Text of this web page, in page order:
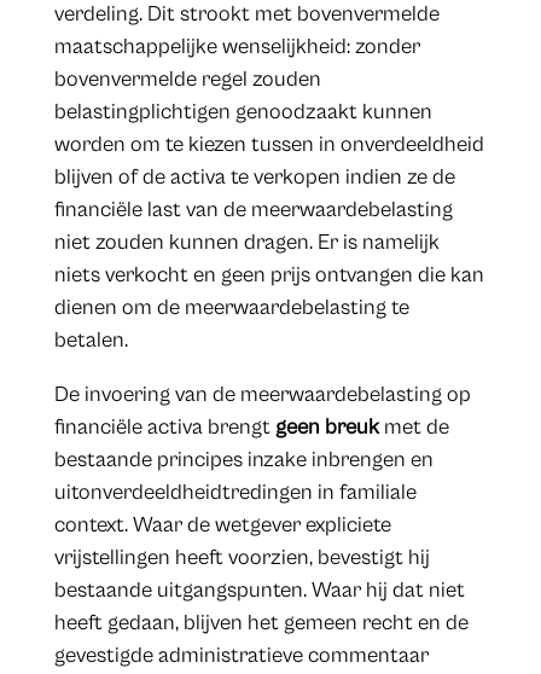
verdeling. Dit strookt met bovenvermelde
maatschappelijke wenselijkheid: zonder
bovenvermelde regel zouden
belastingplichtigen genoodzaakt kunnen
worden om te kiezen tussen in onverdeeldheid
blijven of de activa te verkopen indien ze de
financiële last van de meerwaardebelasting
niet zouden kunnen dragen. Er is namelijk
niets verkocht en geen prijs ontvangen die kan
dienen om de meerwaardebelasting te
betalen.
De invoering van de meerwaardebelasting op
financiële activa brengt geen breukmet de
bestaande principes inzake inbrengen en
uitonverdeeldheidtredingen in familiale
context. Waar de wetgever expliciete
vrijstellingen heeft voorzien, bevestigt hij
bestaande uitgangspunten. Waar hij dat niet
heeft gedaan, blijven het gemeen recht en de
gevestigde administratieve commentaar